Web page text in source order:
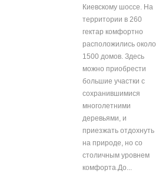
Киевскому шоссе. На
территории в 260
гектар комфортно
расположились около
1500 домов. Здесь
можно приобрести
большие участки с
сохранившимися
многолетними
деревьями, и
приезжать отдохнуть
на природе, но со
столичным уровнем
комфорта.До...